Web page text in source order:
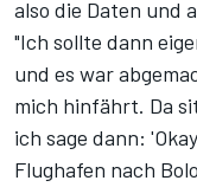
also die Daten und
"Ich sollte dann
und es war
mich hinfährt. Da
ich sage dann:
Flughafen nach